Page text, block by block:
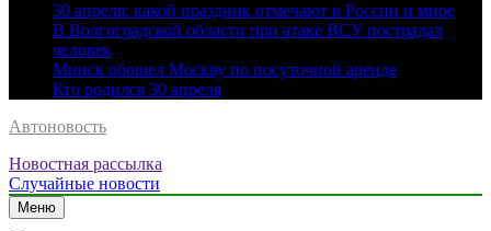
30 апреля: какой праздник отмечают в России и мире
В Волгоградской области при атаке ВСУ пострадал
человек
Минск обошел Москву по посуточной аренде
Кто родился 30 апреля
Автоновость
Новостная рассылка
Случайные новости
Меню